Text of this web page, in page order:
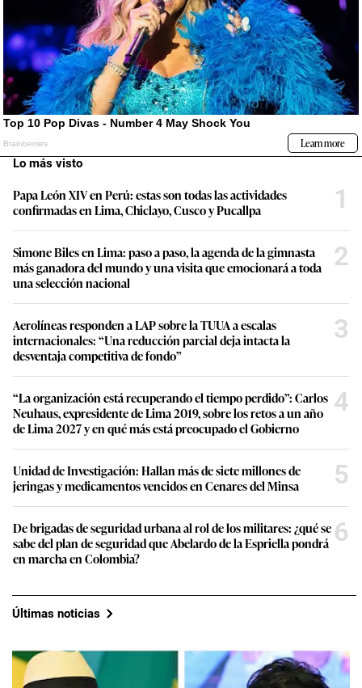
Lo más visto
Papa León XIV en Perú: estas son todas las actividades
confirmadas en Lima, Chiclayo, Cusco y Pucallpa
1
Simone Biles en Lima: paso a paso, la agenda de la gimnasta
más ganadora del mundo y una visita que emocionará a toda
una selección nacional
2
Aerolíneas responden a LAP sobre la TUUA a escalas
internacionales: “Una reducción parcial deja intacta la
desventaja competitiva de fondo”
3
“La organización está recuperando el tiempo perdido”: Carlos
Neuhaus, expresidente de Lima 2019, sobre los retos a un año
de Lima 2027 y en qué más está preocupado el Gobierno
4
Unidad de Investigación: Hallan más de siete millones de
jeringas y medicamentos vencidos en Cenares del Minsa
5
De brigadas de seguridad urbana al rol de los militares: ¿qué se
sabe del plan de seguridad que Abelardo de la Espriella pondrá
en marcha en Colombia?
6
Últimas noticias